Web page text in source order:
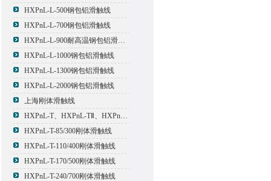
HXPnL-L-500钢包铝滑触线
HXPnL-L-700钢包铝滑触线
HXPnL-L-900耐高温钢包铝滑触线
HXPnL-L-1000钢包铝滑触线
HXPnL-L-1300钢包铝滑触线
HXPnL-L-2000钢包铝滑触线
上海刚体滑触线
HXPnL-T、HXPnL-TⅡ、HXPnL-TⅢ系列钢体滑线
HXPnL-T-85/300刚体滑触线
HXPnL-T-110/400刚体滑触线
HXPnL-T-170/500刚体滑触线
HXPnL-T-240/700刚体滑触线